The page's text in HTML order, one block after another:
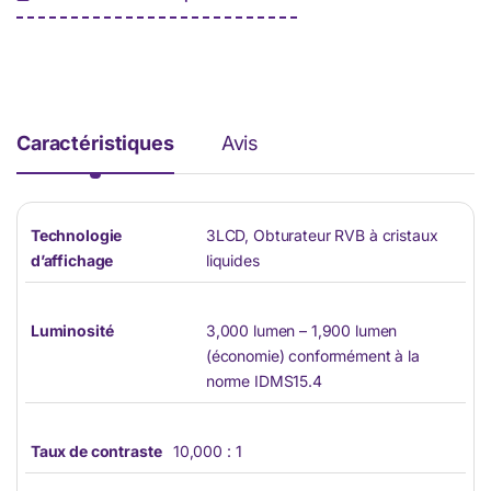
e
Caractéristiques Avis
Technologie
d’affichage
3LCD, Obturateur RVB à cristaux
liquides
Luminosité
3,000 lumen – 1,900 lumen
(économie) conformément à la
norme IDMS15.4
Taux de contraste 10,000 : 1